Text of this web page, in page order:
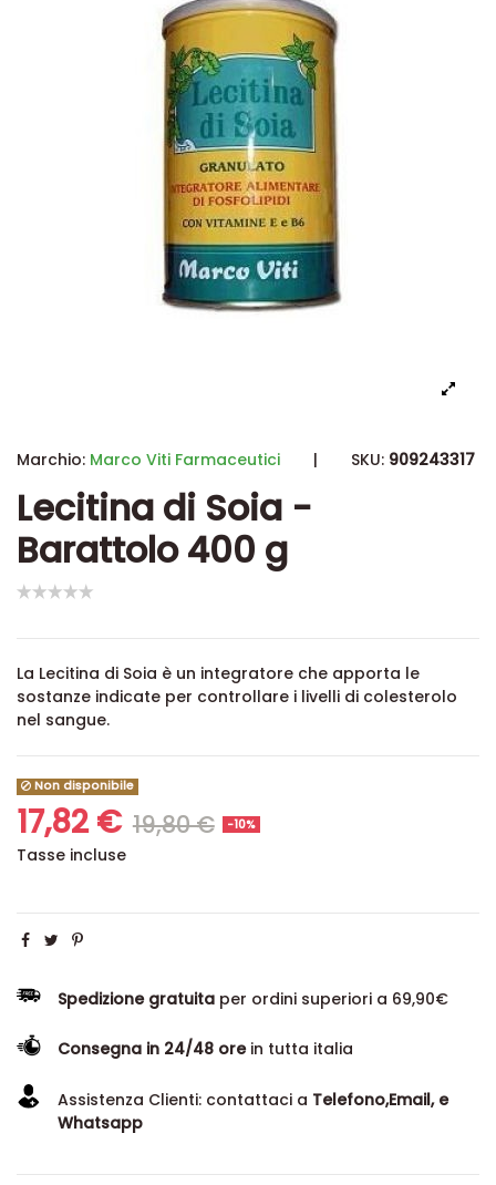
Marchio: Marco Viti Farmaceutici | SKU: 909243317
Lecitina di Soia -
Barattolo 400 g
La Lecitina di Soia è un integratore che apporta le
sostanze indicate per controllare i livelli di colesterolo
nel sangue.
Non disponibile
17,82 € 19,80 € -10%
Tasse incluse
Spedizione gratuita per ordini superiori a 69,90€
Consegna in 24/48 orein tutta italia
Assistenza Clienti: contattaci a Telefono,Email, e
Whatsapp